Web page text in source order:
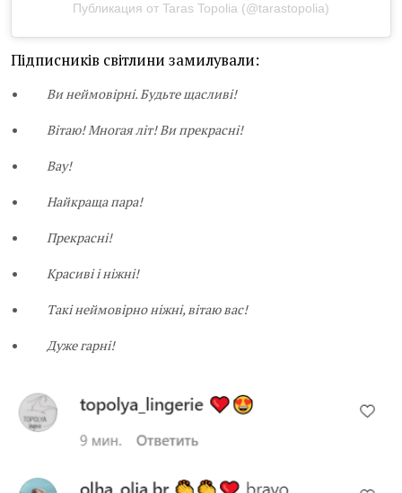
Публикация от Taras Topolia (@tarastopolia)
Підписників світлини замилували:
Ви неймовірні. Будьте щасливі!
Вітаю! Многая літ! Ви прекрасні!
Вау!
Найкраща пара!
Прекрасні!
Красиві і ніжні!
Такі неймовірно ніжні, вітаю вас!
Дуже гарнi!